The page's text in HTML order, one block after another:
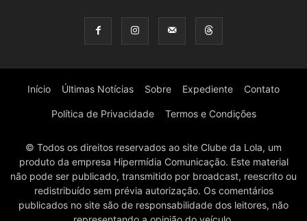
Início Últimas Notícias Sobre Expediente Contato
Política de Privacidade Termos e Condições
© Todos os direitos reservados ao site Clube da Lola, um
produto da empresa Hipermídia Comunicação. Este material
não pode ser publicado, transmitido por broadcast, reescrito ou
redistribuído sem prévia autorização. Os comentários
publicados no site são de responsabilidade dos leitores, não